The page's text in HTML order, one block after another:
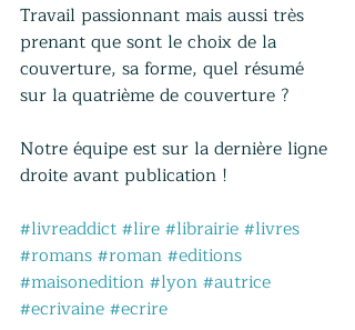
Travail passionnant mais aussi très
prenant que sont le choix de la
couverture, sa forme, quel résumé
sur la quatrième de couverture ?
Notre équipe est sur la dernière ligne
droite avant publication !
#livreaddict#lire#librairie#livres
#romans#roman#editions
#maisonedition#lyon#autrice
#ecrivaine#ecrire